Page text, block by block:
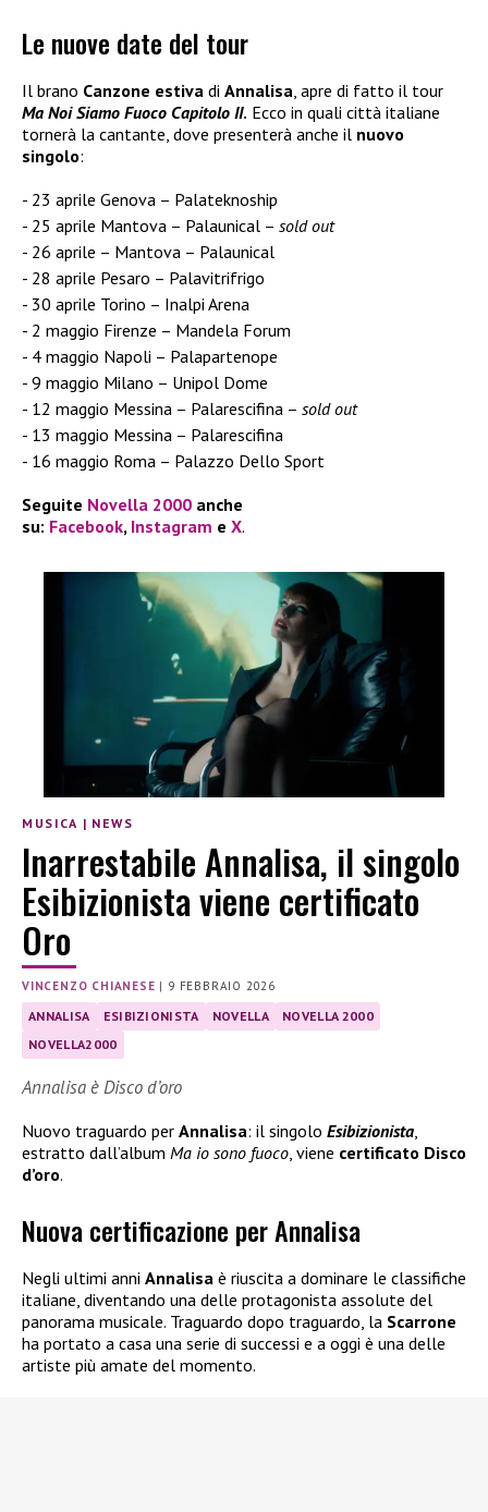
Le nuove date del tour
Il brano Canzone estiva di Annalisa, apre di fatto il tour
Ma Noi Siamo Fuoco Capitolo II. Ecco in quali città italiane
tornerà la cantante, dove presenterà anche il nuovo
singolo:
23 aprile Genova – Palateknoship
25 aprile Mantova – Palaunical – sold out
26 aprile – Mantova – Palaunical
28 aprile Pesaro – Palavitrifrigo
30 aprile Torino – Inalpi Arena
2 maggio Firenze – Mandela Forum
4 maggio Napoli – Palapartenope
9 maggio Milano – Unipol Dome
12 maggio Messina – Palarescifina – sold out
13 maggio Messina – Palarescifina
16 maggio Roma – Palazzo Dello Sport
Seguite Novella 2000 anche
su: Facebook, Instagram e X.
MUSICA | NEWS
Inarrestabile Annalisa, il singolo
Esibizionista viene certificato
Oro
VINCENZO CHIANESE | 9 FEBBRAIO 2026
ANNALISA ESIBIZIONISTA NOVELLA
NOVELLA 2000
NOVELLA2000
Annalisa è Disco d’oro
Nuovo traguardo per Annalisa: il singolo Esibizionista,
estratto dall’album Ma io sono fuoco, viene certificato Disco
d’oro.
Nuova certificazione per Annalisa
Negli ultimi anni Annalisa è riuscita a dominare le classifiche
italiane, diventando una delle protagonista assolute del
panorama musicale. Traguardo dopo traguardo, la Scarrone
ha portato a casa una serie di successi e a oggi è una delle
artiste più amate del momento.